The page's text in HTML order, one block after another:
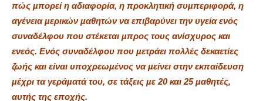
πώς µπορεί η αδιαφορία, η προκλητική συµπεριφορά, η
αγένεια µερικών µαθητών να επιβαρύνει την υγεία ενός
συναδέλφου που στέκεται µπρος τους ανίσχυρος και
ενεός. Ενός συναδέλφου που µετράει πολλές δεκαετίες
ζωής και είναι υποχρεωµένος να µείνει στην εκπαίδευση
µέχρι τα γεράµατά του, σε τάξεις µε 20 και 25 µαθητές,
αυτής της εποχής.